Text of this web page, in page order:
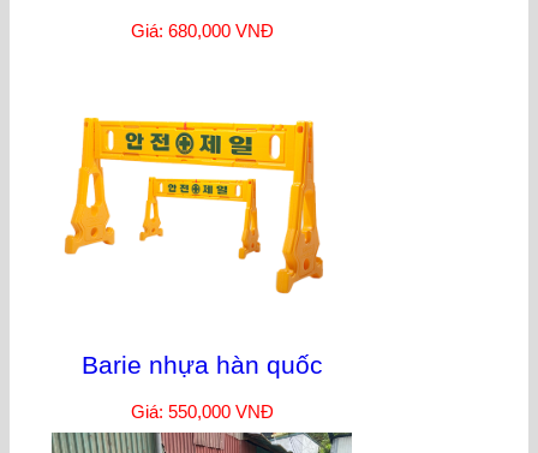
Giá: 680,000 VNĐ
Barie nhựa hàn quốc
Giá: 550,000 VNĐ